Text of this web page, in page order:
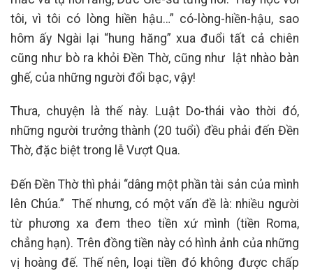
tôi, vì tôi có lòng hiền hậu…” có-lòng-hiền-hậu, sao
hôm ấy Ngài lại “hung hăng” xua đuổi tất cả chiên
cũng như bò ra khỏi Đền Thờ, cũng như lật nhào bàn
ghế, của những người đổi bạc, vậy!
Thưa, chuyện là thế này. Luật Do-thái vào thời đó,
những người trưởng thành (20 tuổi) đều phải đến Đền
Thờ, đặc biệt trong lễ Vượt Qua.
Đến Đền Thờ thì phải “dâng một phần tài sản của mình
lên Chúa.” Thế nhưng, có một vấn đề là: nhiều người
từ phương xa đem theo tiền xứ mình (tiền Roma,
chẳng hạn). Trên đồng tiền này có hình ảnh của những
vị hoàng đế. Thế nên, loại tiền đó không được chấp